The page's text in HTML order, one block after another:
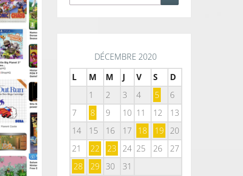
DÉCEMBRE 2020
L
M M J V S
D
1
2 3 4 5
6
7
8 9 10 11 12
13
14
15 16 17 18 19
20
21
22 23 24 25 26
27
28
29 30
31